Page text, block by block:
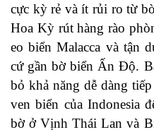
cực kỳ rẻ và ít rủi ro từ
Hoa Kỳ rút hàng rào
eo biển Malacca và tận
cứ gần bờ biển Ấn Độ.
bỏ khả năng dễ dàng
ven biển của Indonesia
bờ ở Vịnh Thái Lan và